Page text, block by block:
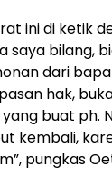
ini di ketik
saya bilang,
dari
hak,
buat ph.
kembali,
pungkas